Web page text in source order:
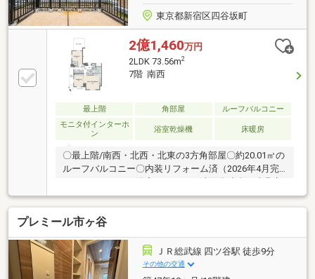
東京都新宿区四谷坂町
2億1,460万円
2LDK 73.56m2
7階 南西
最上階 角部屋
ルーフバルコニー
モニタ付インターホ
ン
浴室乾燥機 床暖房
〇最上階/南西・北西・北東の3方角部屋〇約20.01㎡の
ルーフバルコニー〇内装リフォーム済（2026年4月完
換、全室クロス・フローリング貼替等〇専有面積73.56
㎡・2LDK＋SIC＋WIC〇隣接する洋室との間仕切りを
開放することで、約22.2畳のLDKとしても活用可能〇
各居室は7.2畳以上〇4駅5路線が徒歩15分圏内〇2014
年2月築〇内廊下設計〇ペット飼育可能（規約制限あ
り）▽ご内覧【資料請求】よりお問い合わせくださ
い。空室の為、比較的ご希望通りにご内覧が可能で
プレミール市ヶ谷
ＪＲ総武線 四ツ谷駅 徒歩9分
その他の交通